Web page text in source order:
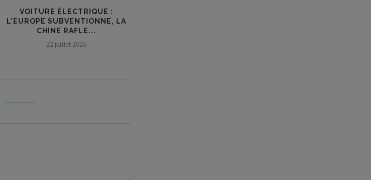
VOITURE ÉLECTRIQUE :
L’EUROPE SUBVENTIONNE, LA
CHINE RAFLE...
22 juillet 2026